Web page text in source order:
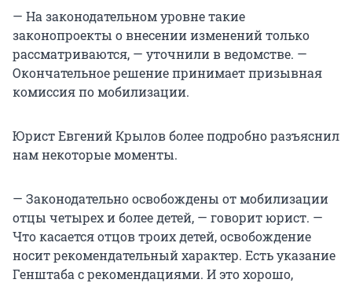
— На законодательном уровне такие
законопроекты о внесении изменений только
рассматриваются, — уточнили в ведомстве. —
Окончательное решение принимает призывная
комиссия по мобилизации.
Юрист Евгений Крылов более подробно разъяснил
нам некоторые моменты.
— Законодательно освобождены от мобилизации
отцы четырех и более детей, — говорит юрист. —
Что касается отцов троих детей, освобождение
носит рекомендательный характер. Есть указание
Генштаба с рекомендациями. И это хорошо,